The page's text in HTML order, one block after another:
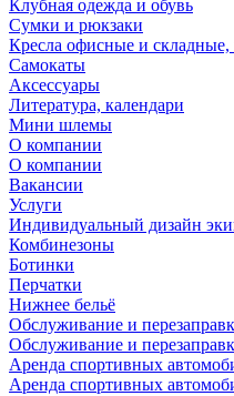
Клубная одежда и обувь
Сумки и рюкзаки
Кресла офисные и
Самокаты
Аксессуары
Литература, календари
Мини шлемы
О компании
О компании
Вакансии
Услуги
Индивидуальный дизайн
Комбинезоны
Ботинки
Перчатки
Нижнее бельё
Обслуживание и
Обслуживание и
Аренда спортивных
Аренда спортивных